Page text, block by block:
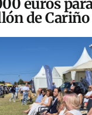
euros
de Cariño